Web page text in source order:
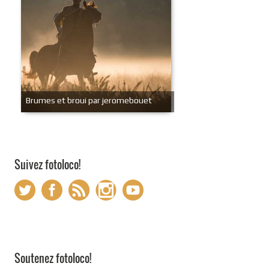
Brumes et broui par jeromebouet
Suivez fotoloco!
Soutenez fotoloco!